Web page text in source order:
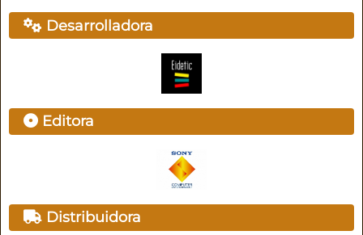
Desarrolladora
Editora
Distribuidora